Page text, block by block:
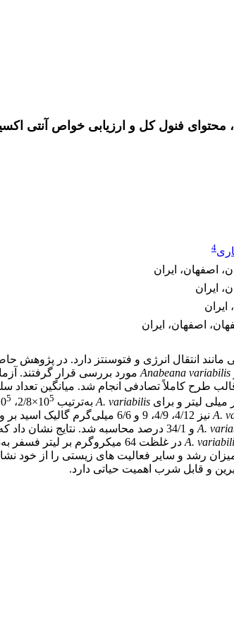
فنول کل و ارزیابی خواص آنتی
4
اصفهان، ایران
ایران
اصفهان، ایران
مانند انتقال انرژی و فتوسنتز دارد. در
Anabeana variabilis
A. variabilis به‌ترتیب 10 5 ×2/8، 10 5
A. نیز 4/12، 4/9، 9 و 6/6 میلی‌گرم گالیک اسید بر وزن خشک جلبک به‌دست آمد. درصد مهارکنندگی رادیکال آزاد DPPH برای
A.
، 25/9،32/56، 45/12 و 34/1 درصد محاسبه شد.
A.
در غلظت 64 میکروگرم بر
رشد و سایر فعالیت ­های زیستی را از خود
و قابل شرب اهمیت حیاتی دارد.